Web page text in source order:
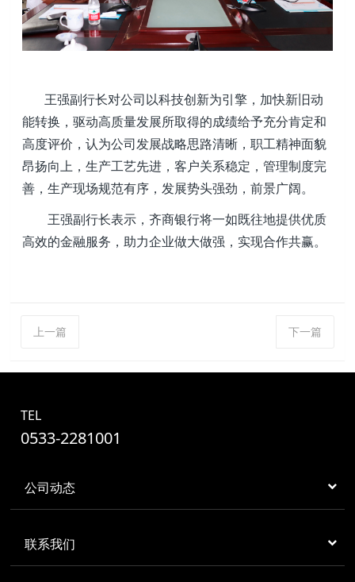
王强副行长对公司以科技创新为引擎，加快新旧动
能转换，驱动高质量发展所取得的成绩给予充分肯定和
高度评价，认为公司发展战略思路清晰，职工精神面貌
昂扬向上，生产工艺先进，客户关系稳定，管理制度完
善，生产现场规范有序，发展势头强劲，前景广阔。
王强副行长表示，齐商银行将一如既往地提供优质
高效的金融服务，助力企业做大做强，实现合作共赢。
上一篇 下一篇
TEL
0533-2281001
公司动态
联系我们